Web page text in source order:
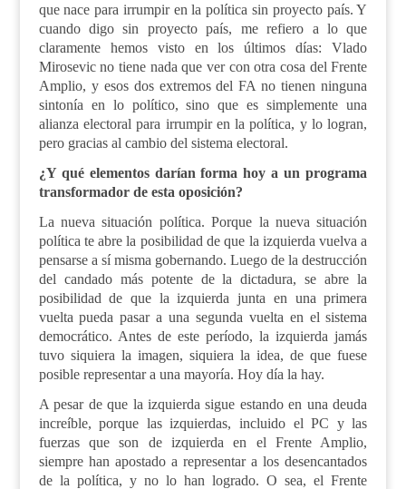
que nace para irrumpir en la política sin proyecto país. Y
cuando digo sin proyecto país, me refiero a lo que
claramente hemos visto en los últimos días: Vlado
Mirosevic no tiene nada que ver con otra cosa del Frente
Amplio, y esos dos extremos del FA no tienen ninguna
sintonía en lo político, sino que es simplemente una
alianza electoral para irrumpir en la política, y lo logran,
pero gracias al cambio del sistema electoral.
¿Y qué elementos darían forma hoy a un programa
transformador de esta oposición?
La nueva situación política. Porque la nueva situación
política te abre la posibilidad de que la izquierda vuelva a
pensarse a sí misma gobernando. Luego de la destrucción
del candado más potente de la dictadura, se abre la
posibilidad de que la izquierda junta en una primera
vuelta pueda pasar a una segunda vuelta en el sistema
democrático. Antes de este período, la izquierda jamás
tuvo siquiera la imagen, siquiera la idea, de que fuese
posible representar a una mayoría. Hoy día la hay.
A pesar de que la izquierda sigue estando en una deuda
increíble, porque las izquierdas, incluido el PC y las
fuerzas que son de izquierda en el Frente Amplio,
siempre han apostado a representar a los desencantados
de la política, y no lo han logrado. O sea, el Frente